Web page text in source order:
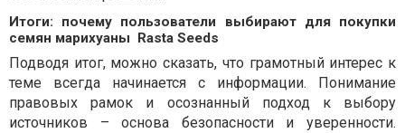
Итоги: почему пользователи выбирают для покупки
семян марихуаны Rasta Seeds
Подводя итог, можно сказать, что грамотный интерес к
теме всегда начинается с информации. Понимание
правовых рамок и осознанный подход к выбору
источников – основа безопасности и уверенности.